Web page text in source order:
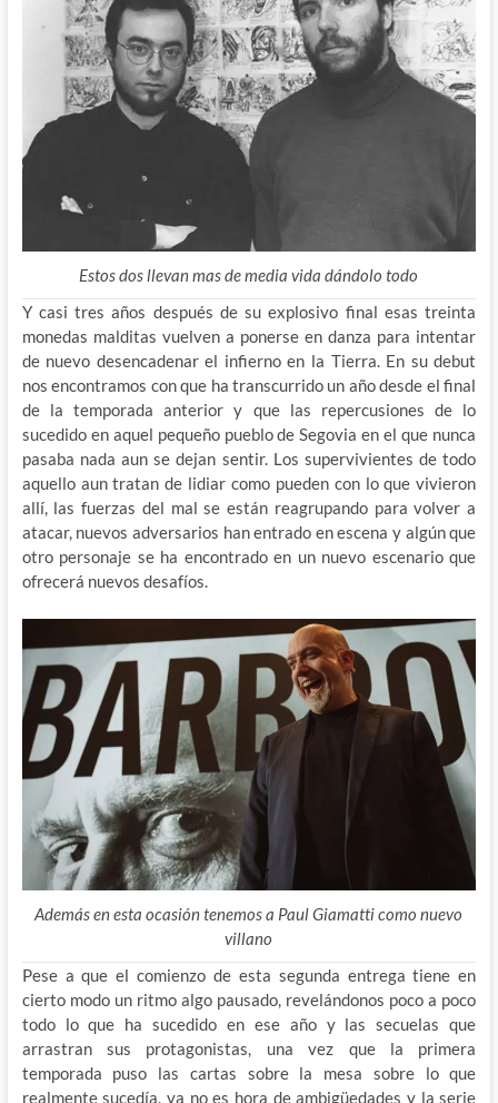
Estos dos llevan mas de media vida dándolo todo
Y casi tres años después de su explosivo final esas treinta
monedas malditas vuelven a ponerse en danza para intentar
de nuevo desencadenar el infierno en la Tierra. En su debut
nos encontramos con que ha transcurrido un año desde el final
de la temporada anterior y que las repercusiones de lo
sucedido en aquel pequeño pueblo de Segovia en el que nunca
pasaba nada aun se dejan sentir. Los supervivientes de todo
aquello aun tratan de lidiar como pueden con lo que vivieron
allí, las fuerzas del mal se están reagrupando para volver a
atacar, nuevos adversarios han entrado en escena y algún que
otro personaje se ha encontrado en un nuevo escenario que
ofrecerá nuevos desafíos.
Además en esta ocasión tenemos a Paul Giamatti como nuevo
villano
Pese a que el comienzo de esta segunda entrega tiene en
cierto modo un ritmo algo pausado, revelándonos poco a poco
todo lo que ha sucedido en ese año y las secuelas que
arrastran sus protagonistas, una vez que la primera
temporada puso las cartas sobre la mesa sobre lo que
realmente sucedía, ya no es hora de ambigüedades y la serie